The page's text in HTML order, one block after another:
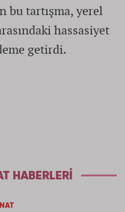
bu tartışma, yerel
hassasiyet
getirdi.
HABERLERI